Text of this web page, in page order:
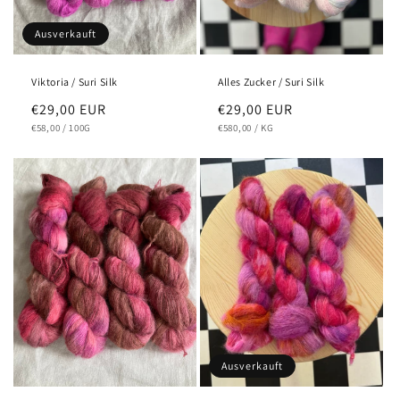
Ausverkauft
Viktoria / Suri Silk
Normaler
Preis
€29,00 EUR
GRUNDPREIS
€58,00 / PRO
100G
Alles Zucker / Suri Silk
Normaler
Preis
€29,00 EUR
GRUNDPREIS
€580,00 / PRO
KG
Ausverkauft